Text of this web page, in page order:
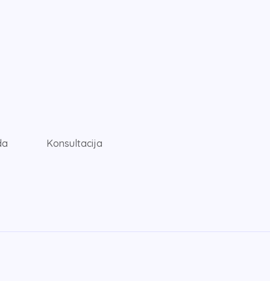
Konsultacija